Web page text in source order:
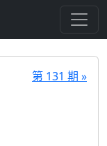
第 131 期 »